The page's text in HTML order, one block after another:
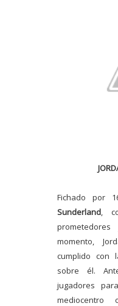
Fichado por
Sunderland,
momento,
cumplido con
sobre él.
jugadores
mediocentro